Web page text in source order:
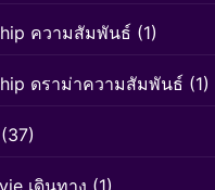
ความสัมพันธ์ (1)
ดราม่าความสัมพันธ์ (1)
(37)
เดินทาง (1)